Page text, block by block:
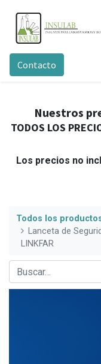
Contacto
Nuestros
TODOS LOS
Los precios no
Todos los
Lanceta de
LINKFAR